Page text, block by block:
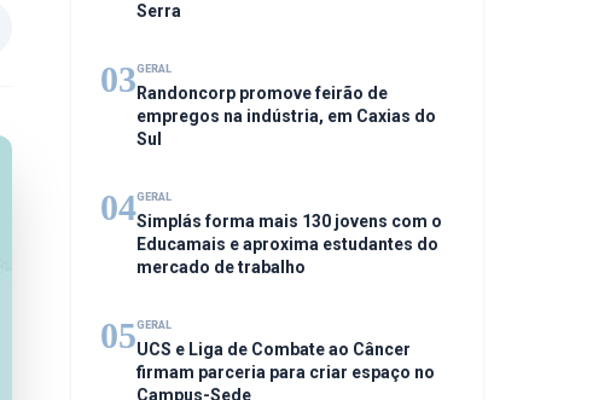
Serra
03GERAL
Randoncorp promove feirão de
empregos na indústria, em Caxias do
Sul
04GERAL
Simplás forma mais 130 jovens com o
Educamais e aproxima estudantes do
mercado de trabalho
05GERAL
UCS e Liga de Combate ao Câncer
firmam parceria para criar espaço no
Campus-Sede